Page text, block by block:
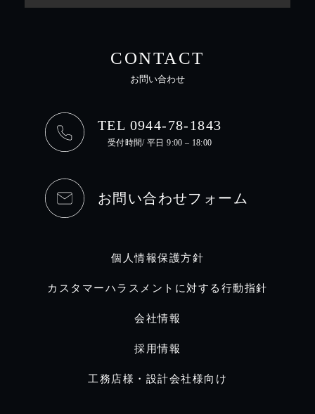
CONTACT
お問い合わせ
TEL 0944-78-1843
受付時間/ 平日 9:00 – 18:00
お問い合わせフォーム
個人情報保護方針
カスタマーハラスメントに対する行動指針
会社情報
採用情報
工務店様・設計会社様向け